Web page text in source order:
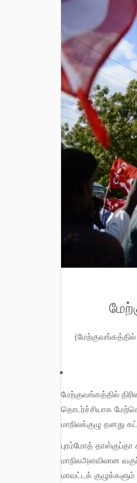
(
மேற்குவங்கத்தில் திரிணாமுல் காங்கிரஸ் கட்சியும் அதன் அரசாங்கமும் கட்டவிழ்த்துட்டுள்ள பாசிச அடக்குமுறைக்கு எதிராக
தொடர்ச்சியாக
மாநிலக்குழு தனது
புரம்மோத்
மாநிலஅளவிலான
மாவட்டக்